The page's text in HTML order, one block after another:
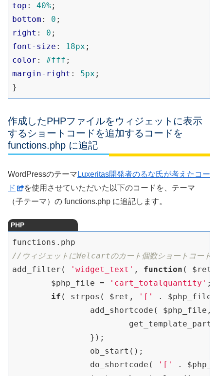
top : 40%
bottom : 0
right : 0
font-size : 18px
color : #fff
margin-right : 5px ;
作成したPHPファイルをウィジェットに表示
するショートコードを追加するコードを
functions.php に追記
WordPressのテーマ Luxeritas開発者のるな氏が考えたコー
ド
を使用させていただいた以下のコードを、テーマ
（子テーマ）の functions.php に追記します。
PHP
functions.php
//ウィジェットにWelcartのカート個数ショートコード
add_filter(
'widget_text' , function ( $ret
	$php_file =
'cart_totalquantity' ;
if ( strpos( $ret, '['
.
		add_shortcode( $php_file,
		do_shortcode(
'['
.